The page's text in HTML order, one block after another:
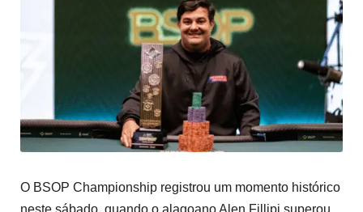
O BSOP Championship registrou um momento histórico
neste sábado, quando o alagoano Alen Fillipi superou